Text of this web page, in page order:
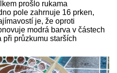
prošlo rukama
pole zahrnuje 16 prken,
je, že oproti
modrá barva v částech
při průzkumu starších